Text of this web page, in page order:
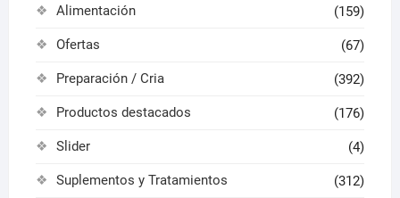
Alimentación (159)
Ofertas (67)
Preparación / Cria (392)
Productos destacados (176)
Slider (4)
Suplementos y Tratamientos (312)